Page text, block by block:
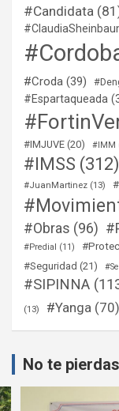
#Candidata
#Croda (39)
#Espartaqueada
#IMJUVE (20) #IMM
#IMSS (312)
#JuanMartinez (13)
#Obras (96)
#Predial (11)
#Seguridad (21)
#SIPINNA
(13) #Yanga (70)
No te pierdas